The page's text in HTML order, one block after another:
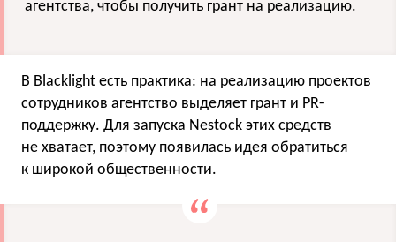
агентства, чтобы получить грант на реализацию.
В Blacklight есть практика: на реализацию проектов
сотрудников агентство выделяет грант и PR-
поддержку. Для запуска Nestock этих средств
не хватает, поэтому появилась идея обратиться
к широкой общественности.